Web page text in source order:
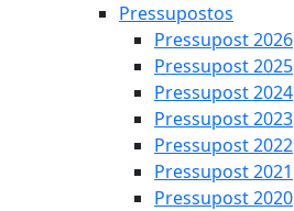
Pressupostos
Pressupost 2026
Pressupost 2025
Pressupost 2024
Pressupost 2023
Pressupost 2022
Pressupost 2021
Pressupost 2020